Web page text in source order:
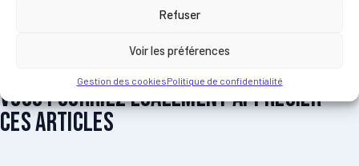
Refuser
Voir les préférences
Gestion des cookiesPolitique de confidentialité
Vous pourriez egalement apprecier
ces articles